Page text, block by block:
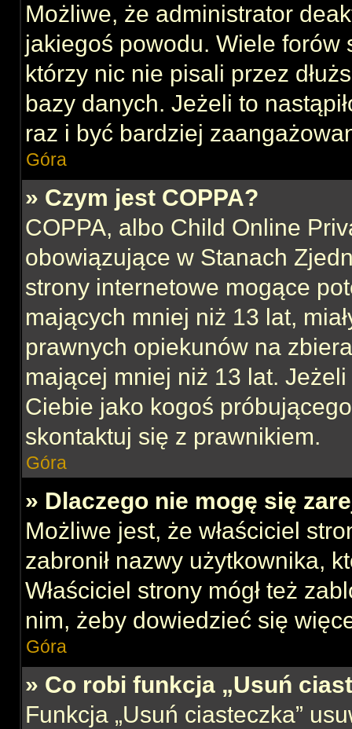
Możliwe, że administrator
jakiegoś powodu. Wiele forów
którzy nic nie pisali przez
bazy danych. Jeżeli to
raz i być bardziej
Góra
» Czym jest COPPA?
COPPA, albo Child Online
obowiązujące w Stanach
strony internetowe mogące
mających mniej niż 13 lat,
prawnych opiekunów na
mającej mniej niż 13 lat.
Ciebie jako kogoś
skontaktuj się z prawnikiem.
Góra
» Dlaczego nie mogę się
Możliwe jest, że właściciel
zabronił nazwy użytkownika,
Właściciel strony mógł też
nim, żeby dowiedzieć się
Góra
» Co robi funkcja „Usuń
Funkcja „Usuń ciasteczka”